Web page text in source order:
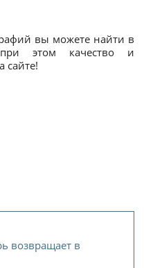
вы можете найти в
этом качество и
сайте!
возвращает в